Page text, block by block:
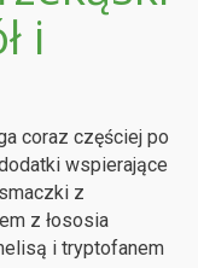
i
coraz częściej po
wspierające
z
z łososia
i tryptofanem